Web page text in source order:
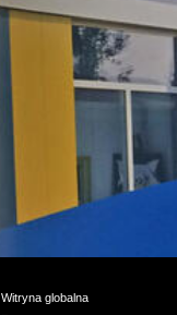
Witryna globalna